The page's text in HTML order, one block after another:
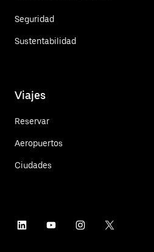
Seguridad
Sustentabilidad
Viajes
Reservar
Aeropuertos
Ciudades